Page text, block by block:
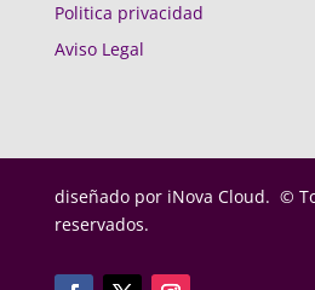
Politica privacidad
Aviso Legal
diseñado por iNova Cloud. ©
reservados.